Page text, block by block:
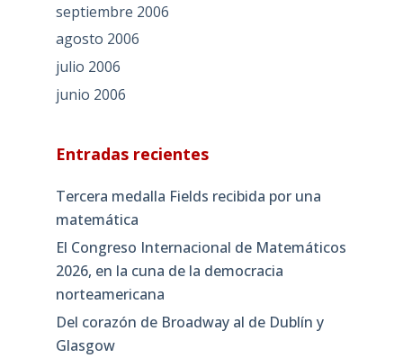
septiembre 2006
agosto 2006
julio 2006
junio 2006
Entradas recientes
Tercera medalla Fields recibida por una
matemática
El Congreso Internacional de Matemáticos
2026, en la cuna de la democracia
norteamericana
Del corazón de Broadway al de Dublín y
Glasgow